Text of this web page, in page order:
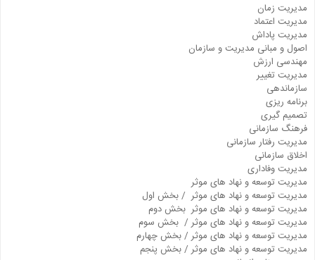
مدیریت زمان
مدیریت اعتماد
مدیریت پاداش
اصول و مبانی مدیریت و سازمان
مهندسی ارزش
مدیریت تغییر
سازماندهی
برنامه ریزی
تصمیم گیری
فرهنگ سازمانی
مدیریت رفتار سازمانی
اخلاق سازمانی
مدیریت وفاداری
مدیریت توسعه و نهاد های موثر
مدیریت توسعه و نهاد های موثر / بخش اول
مدیریت توسعه و نهاد های موثر بخش دوم
مدیریت توسعه و نهاد های موثر / بخش سوم
مدیریت توسعه و نهاد های موثر / بخش چهارم
مدیریت توسعه و نهاد های موثر / بخش پنجم